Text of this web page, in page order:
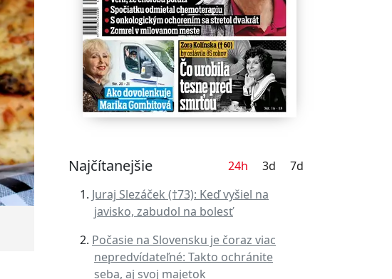
Najčítanejšie 24h 3d
7d
Juraj Slezáček (†73): Keď vyšiel na
javisko, zabudol na bolesť
Počasie na Slovensku je čoraz viac
nepredvídateľné: Takto ochránite
seba, aj svoj majetok